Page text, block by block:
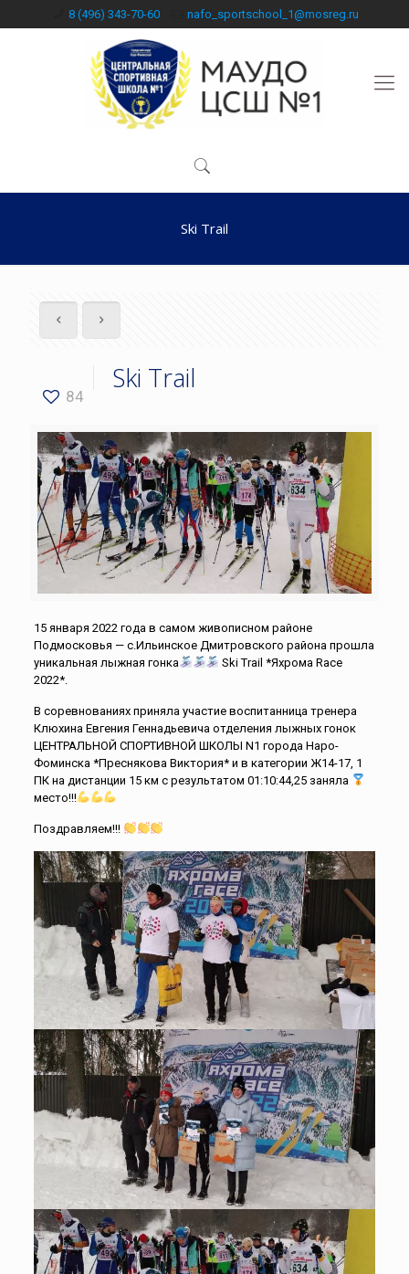
8 (496) 343-70-60 nafo_sportschool_1@mosreg.ru
Ski Trail
84
Ski Trail
15 января 2022 года в самом живописном районе
Подмосковья — с.Ильинское Дмитровского района прошла
уникальная лыжная гонка
Ski Trail *Яхрома Race
2022*.
В соревнованиях приняла участие воспитанница тренера
Клюхина Евгения Геннадьевича отделения лыжных гонок
ЦЕНТРАЛЬНОЙ СПОРТИВНОЙ ШКОЛЫ N1 города Наро-
Фоминска *Преснякова Виктория* и в категории Ж14-17, 1
ПК на дистанции 15 км с результатом 01:10:44,25 заняла
место!!!
Поздравляем!!!